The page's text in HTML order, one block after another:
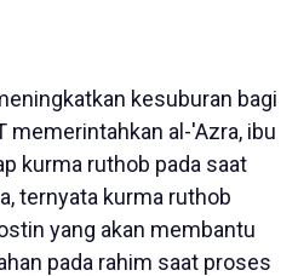
kesuburan bagi
memerintahkan al-'Azra, ibu
kurma ruthob pada saat
ternyata kurma ruthob
yang akan membantu
pada rahim saat proses